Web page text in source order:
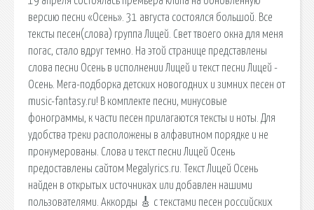
версию песни «Осень». 31 августа состоялся большой. Все
тексты песен(слова) группа Лицей. Свет твоего окна для меня
погас, стало вдруг темно. На этой странице представлены
слова песни Осень в исполнении Лицей и текст песни Лицей -
Осень. Мега-подборка детских новогодних и зимних песен от
music-fantasy.ru! В комплекте песни, минусовые
фонограммы, к части песен прилагаются тексты и ноты. Для
удобства треки расположены в алфавитном порядке и не
пронумерованы. Слова и текст песни Лицей Осень
предоставлены сайтом Megalyrics.ru. Текст Лицей Осень
найден в открытых источниках или добавлен нашими
пользователями. Аккорды 🎸 с текстами песен российских